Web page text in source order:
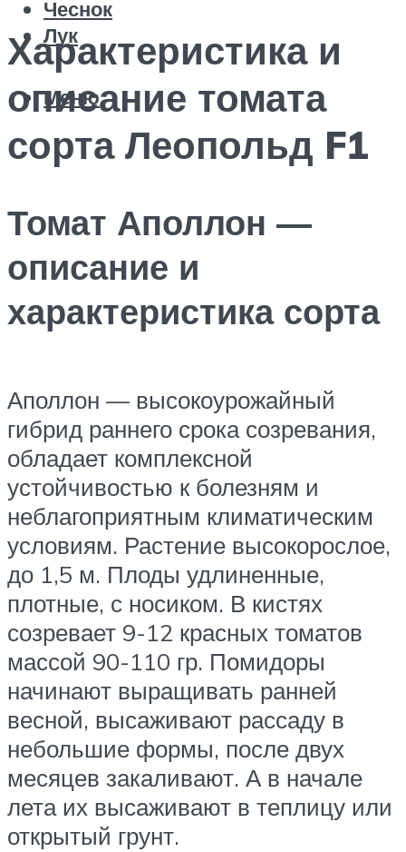
Чеснок
Лук
Меню
Характеристика и
описание томата
сорта Леопольд F1
Томат Аполлон —
описание и
характеристика сорта
Аполлон — высокоурожайный
гибрид раннего срока созревания,
обладает комплексной
устойчивостью к болезням и
неблагоприятным климатическим
условиям. Растение высокорослое,
до 1,5 м. Плоды удлиненные,
плотные, с носиком. В кистях
созревает 9-12 красных томатов
массой 90-110 гр. Помидоры
начинают выращивать ранней
весной, высаживают рассаду в
небольшие формы, после двух
месяцев закаливают. А в начале
лета их высаживают в теплицу или
открытый грунт.